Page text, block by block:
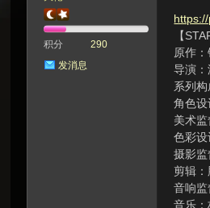
积分
290
发消息
【
原作
导演
系列
角色
美术
色彩
摄影
剪辑：
音响
音乐